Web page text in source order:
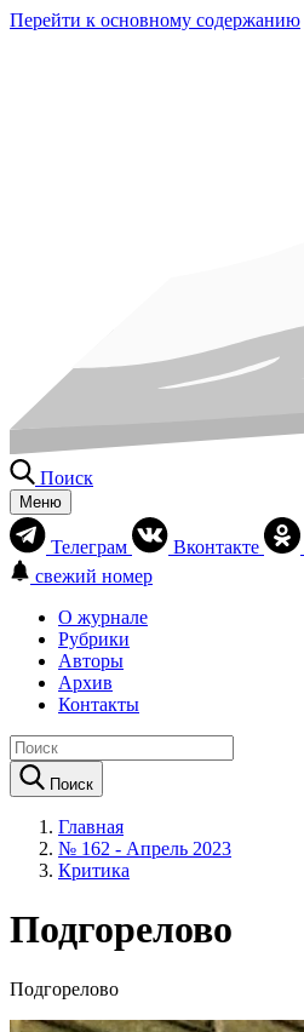
Перейти к основному содержанию
Поиск
Меню
Телеграм Вконтакте
свежий номер
О журнале
Рубрики
Авторы
Архив
Контакты
Поиск
Главная
№ 162 - Апрель 2023
Критика
Подгорелово
Подгорелово